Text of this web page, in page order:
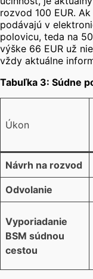
rozvod 100 EUR.
podávajú v
polovicu, teda na 50
výške 66 EUR už
vždy aktuálne
Tabuľka 3: Súdne
Úkon
Návrh na rozvod
Odvolanie
Vyporiadanie
BSM súdnou
cestou